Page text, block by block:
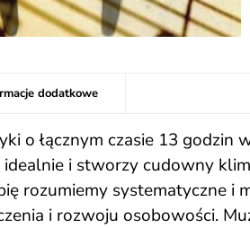
dodatkowe
o łącznym czasie 13 godzin
i stworzy cudowny
rozumiemy systematyczne i
i rozwoju osobowości.